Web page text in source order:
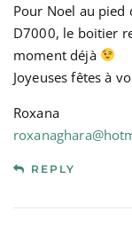
Pour Noel au
D7000, le boitier
moment déjà
Joyeuses fêtes à
Roxana
REPLY